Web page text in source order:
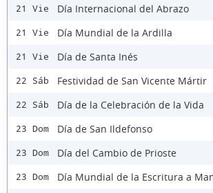
21 Vie Día Internacional del Abrazo
21 Vie Día Mundial de la Ardilla
21 Vie Día de Santa Inés
22 Sáb Festividad de San Vicente Mártir
22 Sáb Día de la Celebración de la Vida
23 Dom Día de San Ildefonso
23 Dom Día del Cambio de Prioste
23 Dom Día Mundial de la Escritura a